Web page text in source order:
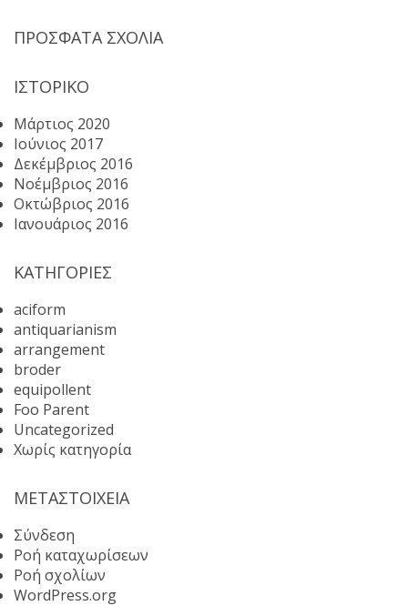
ΠΡΌΣΦΑΤΑ ΣΧΌΛΙΑ
ΙΣΤΟΡΙΚΌ
Μάρτιος 2020
Ιούνιος 2017
Δεκέμβριος 2016
Νοέμβριος 2016
Οκτώβριος 2016
Ιανουάριος 2016
KΑΤΗΓΟΡΊΕΣ
aciform
antiquarianism
arrangement
broder
equipollent
Foo Parent
Uncategorized
Χωρίς κατηγορία
ΜΕΤΑΣΤΟΙΧΕΊΑ
Σύνδεση
Ροή καταχωρίσεων
Ροή σχολίων
WordPress.org